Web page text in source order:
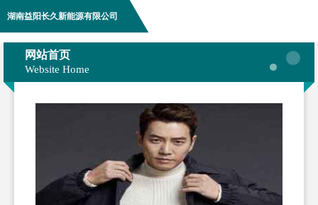
湖南益阳长久新能源有限公司
网站首页
Website Home